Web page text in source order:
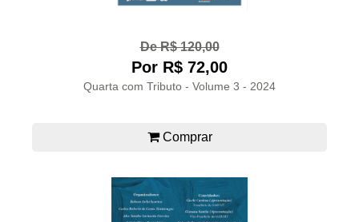
De R$ 120,00
Por R$ 72,00
Quarta com Tributo - Volume 3 - 2024
Comprar